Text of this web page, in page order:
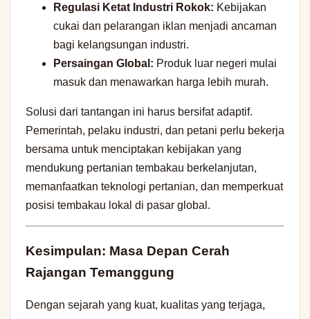
Regulasi Ketat Industri Rokok: Kebijakan
cukai dan pelarangan iklan menjadi ancaman
bagi kelangsungan industri.
Persaingan Global: Produk luar negeri mulai
masuk dan menawarkan harga lebih murah.
Solusi dari tantangan ini harus bersifat adaptif.
Pemerintah, pelaku industri, dan petani perlu bekerja
bersama untuk menciptakan kebijakan yang
mendukung pertanian tembakau berkelanjutan,
memanfaatkan teknologi pertanian, dan memperkuat
posisi tembakau lokal di pasar global.
Kesimpulan: Masa Depan Cerah
Rajangan Temanggung
Dengan sejarah yang kuat, kualitas yang terjaga,